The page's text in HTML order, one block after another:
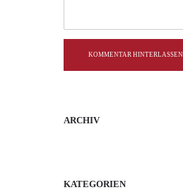
KOMMENTAR HINTERLASSEN
ARCHIV
KATEGORIEN